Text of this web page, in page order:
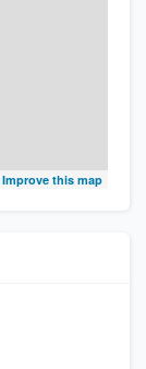
Improve this map